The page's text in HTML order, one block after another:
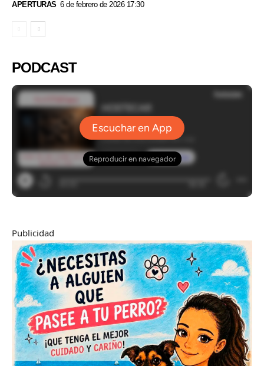
APERTURAS 6 de febrero de 2026 17:30
PODCAST
Publicidad